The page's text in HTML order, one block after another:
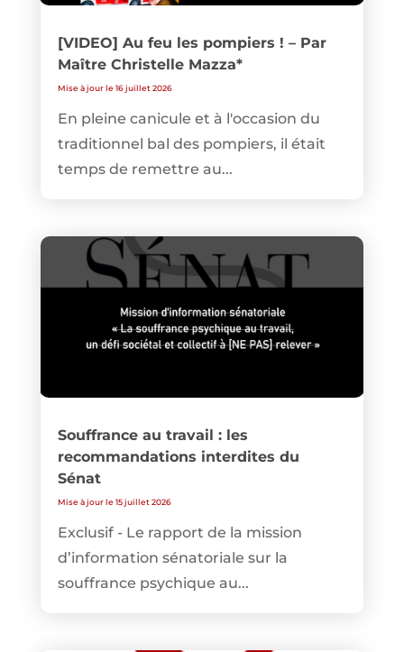
[VIDEO] Au feu les pompiers ! – Par
Maître Christelle Mazza*
Mise à jour le 16 juillet 2026
En pleine canicule et à l'occasion du
traditionnel bal des pompiers, il était
temps de remettre au...
Souffrance au travail : les
recommandations interdites du
Sénat
Mise à jour le 15 juillet 2026
Exclusif - Le rapport de la mission
d’information sénatoriale sur la
souffrance psychique au...